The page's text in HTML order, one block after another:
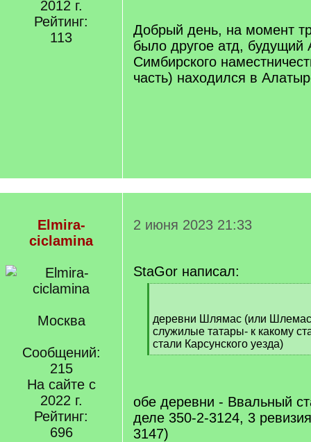
2012 г.
Рейтинг:
113
q
]
Добрый день, на момент
было другое атд, будущий
Симбирского
часть) находился в
Elmira-
ciclamina
Москва
Сообщений:
215
На сайте с
2022 г.
Рейтинг:
696
2 июня 2023 21:33
StaGor написал:
]деревни Шлямас (или
служилые татары- к какому
стали Карсунского уезда)
[
обе деревни - Ввальный
деле 350-2-3124, 3
3147)